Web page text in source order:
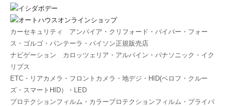
カーセキュリティ アンパイア・クリフォード・バイパー・フォー
ス・ゴルゴ・パンテーラ・パイソン正規販売店
ナビゲーション カロッツェリア・アルパイン・パナソニック・イク
リプス
ETC・リアカメラ・フロントカメラ・地デジ・HID(ベロフ・クルー
ズ・スマートHID）・LED
プロテクションフィルム・カラープロテクションフィルム・プライバ